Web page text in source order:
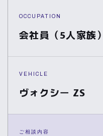
OCCUPATION
会社員（5人家族）
VEHICLE
ヴォクシー ZS
ご相談内容